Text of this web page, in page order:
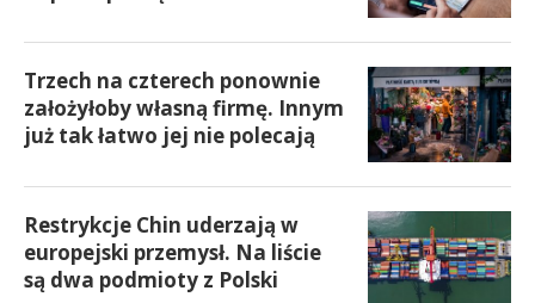
Trzech na czterech ponownie
założyłoby własną firmę. Innym
już tak łatwo jej nie polecają
Restrykcje Chin uderzają w
europejski przemysł. Na liście
są dwa podmioty z Polski